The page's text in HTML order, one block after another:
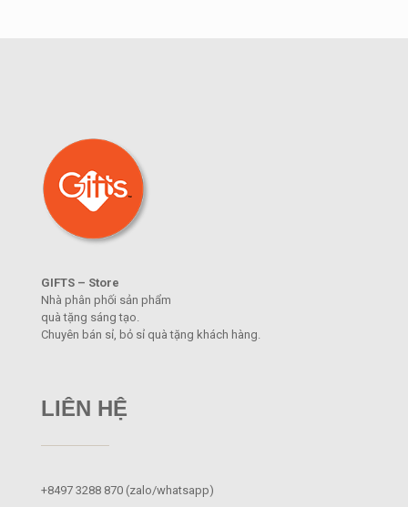
GIFTS – Store
Nhà phân phối sản phẩm
quà tặng sáng tạo.
Chuyên bán sỉ, bỏ sỉ quà tặng khách hàng.
LIÊN HỆ
+8497 3288 870 (zalo/whatsapp)